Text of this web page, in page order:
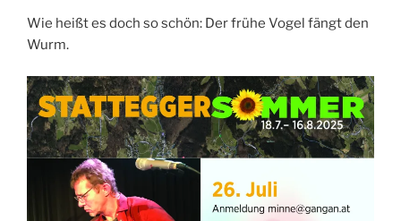
Wie heißt es doch so schön: Der frühe Vogel fängt den
Wurm.